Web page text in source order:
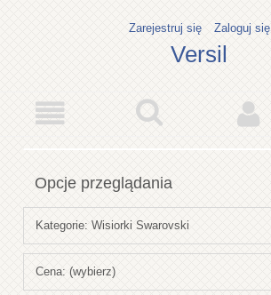
Zarejestruj się Zaloguj się
Versil
Opcje przeglądania
Kategorie: Wisiorki Swarovski
Cena: (wybierz)